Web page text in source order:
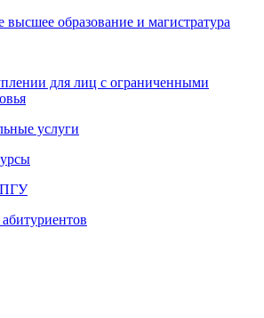
образование и магистратура
для лиц с ограниченными
услуги